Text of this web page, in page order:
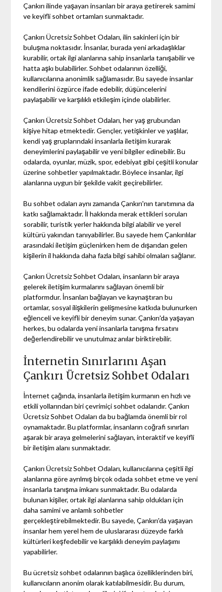
Çankırı ilinde yaşayan insanları bir araya getirerek samimi
ve keyifli sohbet ortamları sunmaktadır.
Çankırı Ücretsiz Sohbet Odaları, ilin sakinleri için bir
buluşma noktasıdır. İnsanlar, burada yeni arkadaşlıklar
kurabilir, ortak ilgi alanlarına sahip insanlarla tanışabilir ve
hatta aşkı bulabilirler. Sohbet odalarının özelliği,
kullanıcılarına anonimlik sağlamasıdır. Bu sayede insanlar
kendilerini özgürce ifade edebilir, düşüncelerini
paylaşabilir ve karşılıklı etkileşim içinde olabilirler.
Çankırı Ücretsiz Sohbet Odaları, her yaş grubundan
kişiye hitap etmektedir. Gençler, yetişkinler ve yaşlılar,
kendi yaş gruplarındaki insanlarla iletişim kurarak
deneyimlerini paylaşabilir ve yeni bilgiler edinebilir. Bu
odalarda, oyunlar, müzik, spor, edebiyat gibi çeşitli konular
üzerine sohbetler yapılmaktadır. Böylece insanlar, ilgi
alanlarına uygun bir şekilde vakit geçirebilirler.
Bu sohbet odaları aynı zamanda Çankırı'nın tanıtımına da
katkı sağlamaktadır. İl hakkında merak ettikleri soruları
sorabilir, turistik yerler hakkında bilgi alabilir ve yerel
kültürü yakından tanıyabilirler. Bu sayede hem Çankırılılar
arasındaki iletişim güçlenirken hem de dışarıdan gelen
kişilerin il hakkında daha fazla bilgi sahibi olmaları sağlanır.
Çankırı Ücretsiz Sohbet Odaları, insanların bir araya
gelerek iletişim kurmalarını sağlayan önemli bir
platformdur. İnsanları bağlayan ve kaynaştıran bu
ortamlar, sosyal ilişkilerin gelişmesine katkıda bulunurken
eğlenceli ve keyifli bir deneyim sunar. Çankırı'da yaşayan
herkes, bu odalarda yeni insanlarla tanışma fırsatını
değerlendirebilir ve unutulmaz anılar biriktirebilir.
İnternetin Sınırlarını Aşan
Çankırı Ücretsiz Sohbet Odaları
İnternet çağında, insanlarla iletişim kurmanın en hızlı ve
etkili yollarından biri çevrimiçi sohbet odalarıdır. Çankırı
Ücretsiz Sohbet Odaları da bu bağlamda önemli bir rol
oynamaktadır. Bu platformlar, insanların coğrafi sınırları
aşarak bir araya gelmelerini sağlayan, interaktif ve keyifli
bir iletişim alanı sunmaktadır.
Çankırı Ücretsiz Sohbet Odaları, kullanıcılarına çeşitli ilgi
alanlarına göre ayrılmış birçok odada sohbet etme ve yeni
insanlarla tanışma imkanı sunmaktadır. Bu odalarda
bulunan kişiler, ortak ilgi alanlarına sahip oldukları için
daha samimi ve anlamlı sohbetler
gerçekleştirebilmektedir. Bu sayede, Çankırı'da yaşayan
insanlar hem yerel hem de uluslararası düzeyde farklı
kültürleri keşfedebilir ve karşılıklı deneyim paylaşımı
yapabilirler.
Bu ücretsiz sohbet odalarının başlıca özelliklerinden biri,
kullanıcıların anonim olarak katılabilmesidir. Bu durum,